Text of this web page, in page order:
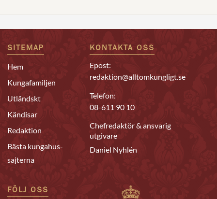
SITEMAP
Hem
Kungafamiljen
Utländskt
Kändisar
Redaktion
Bästa kungahus-
sajterna
KONTAKTA OSS
Epost:
redaktion@alltomkungligt.se
Telefon:
08-611 90 10
Chefredaktör & ansvarig
utgivare
Daniel Nyhlén
FÖLJ OSS